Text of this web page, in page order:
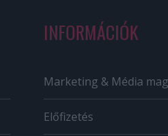
INFORMÁCIÓK
Marketing & Média
Előfizetés